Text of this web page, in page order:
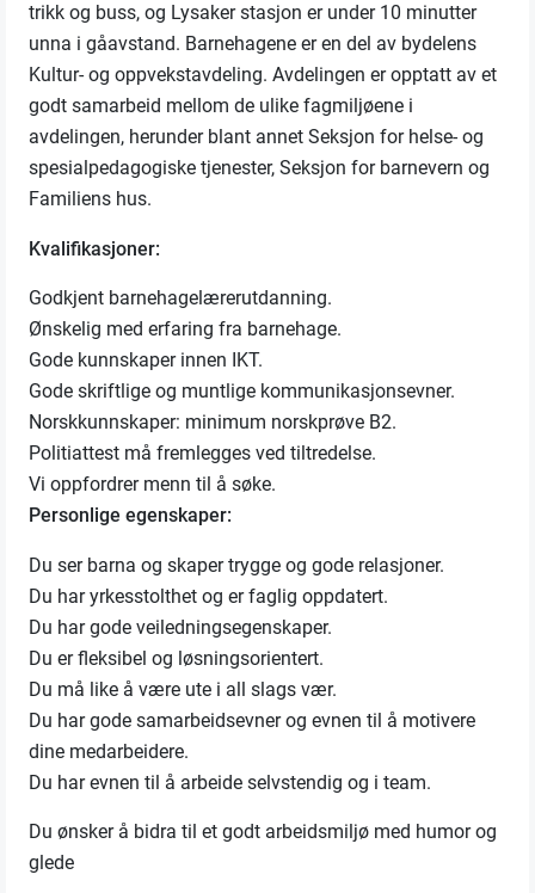
trikk og buss, og Lysaker stasjon er under 10 minutter
unna i gåavstand. Barnehagene er en del av bydelens
Kultur- og oppvekstavdeling. Avdelingen er opptatt av et
godt samarbeid mellom de ulike fagmiljøene i
avdelingen, herunder blant annet Seksjon for helse- og
spesialpedagogiske tjenester, Seksjon for barnevern og
Familiens hus.
Kvalifikasjoner:
Godkjent barnehagelærerutdanning.
Ønskelig med erfaring fra barnehage.
Gode kunnskaper innen IKT.
Gode skriftlige og muntlige kommunikasjonsevner.
Norskkunnskaper: minimum norskprøve B2.
Politiattest må fremlegges ved tiltredelse.
Vi oppfordrer menn til å søke.
Personlige egenskaper:
Du ser barna og skaper trygge og gode relasjoner.
Du har yrkesstolthet og er faglig oppdatert.
Du har gode veiledningsegenskaper.
Du er fleksibel og løsningsorientert.
Du må like å være ute i all slags vær.
Du har gode samarbeidsevner og evnen til å motivere
dine medarbeidere.
Du har evnen til å arbeide selvstendig og i team.
Du ønsker å bidra til et godt arbeidsmiljø med humor og
glede